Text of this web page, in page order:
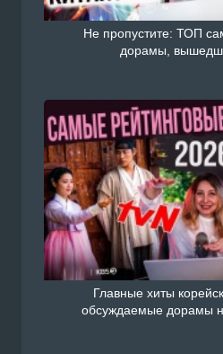
Не пропустите: ТОП
дорамы,
Главные хиты
обсуждаемые дорамы